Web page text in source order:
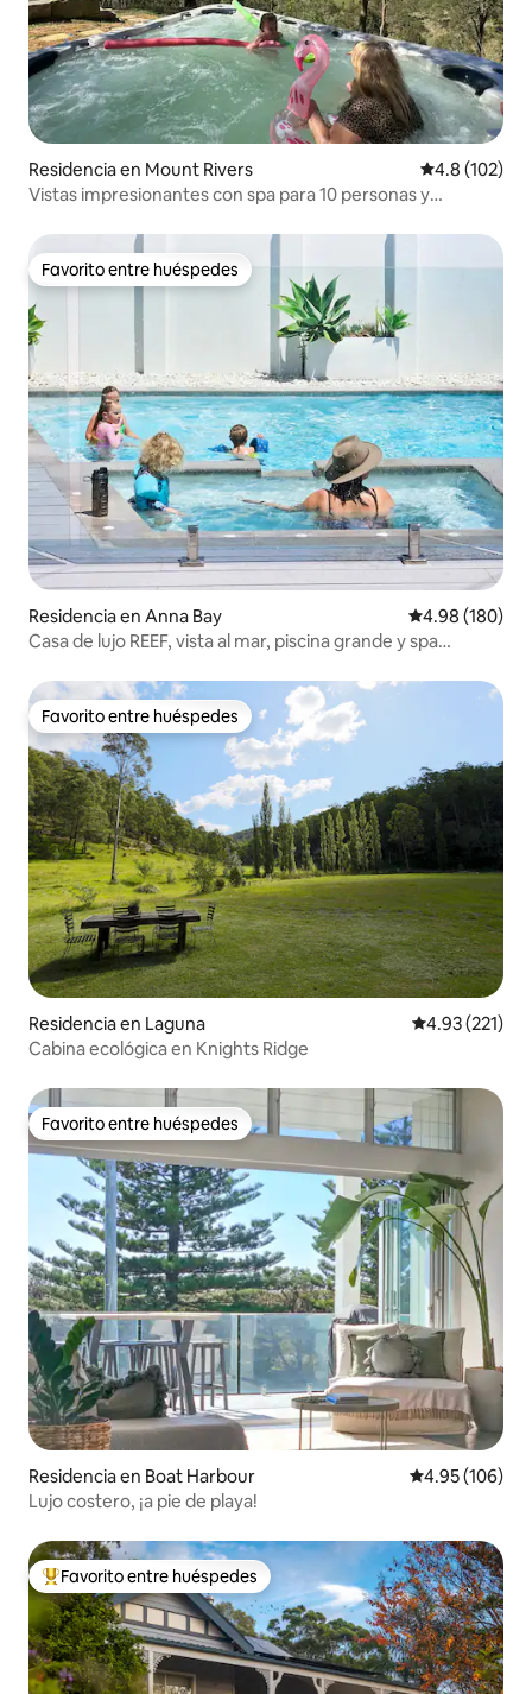
Residencia en Mount Rivers Calificación
4.8 (102)
Vistas impresionantes con spa para 10 personas y
Favorito entre huéspedes
Favorito entre huéspedes
Residencia en Anna Bay Calificación
4.98 (180)
Casa de lujo REEF, vista al mar, piscina grande y spa
Favorito entre huéspedes
Favorito entre huéspedes
Residencia en Laguna Calificación
4.93 (221)
Cabina ecológica en Knights Ridge
Favorito entre huéspedes
Favorito entre huéspedes
Residencia en Boat Harbour Calificación
4.95 (106)
Lujo costero, ¡a pie de playa!
De los mejores en Favorito entre huéspedes
Favorito entre huéspedes